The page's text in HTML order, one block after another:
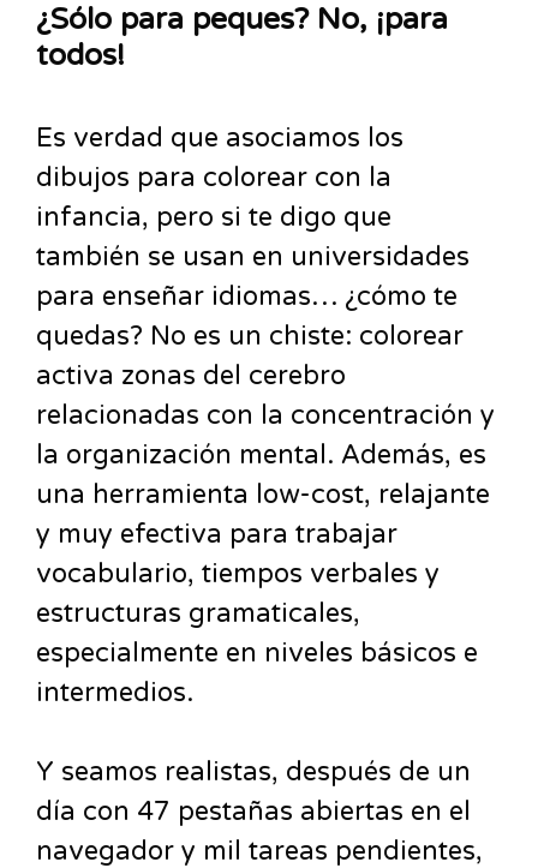
¿Sólo para peques? No, ¡para
todos!
Es verdad que asociamos los
dibujos para colorear con la
infancia, pero si te digo que
también se usan en universidades
para enseñar idiomas… ¿cómo te
quedas? No es un chiste: colorear
activa zonas del cerebro
relacionadas con la concentración y
la organización mental. Además, es
una herramienta low-cost, relajante
y muy efectiva para trabajar
vocabulario, tiempos verbales y
estructuras gramaticales,
especialmente en niveles básicos e
intermedios.
Y seamos realistas, después de un
día con 47 pestañas abiertas en el
navegador y mil tareas pendientes,